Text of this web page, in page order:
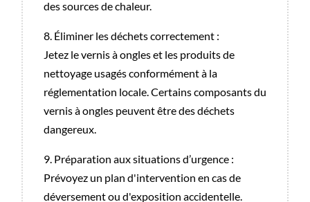
des sources de chaleur.
8. Éliminer les déchets correctement :
Jetez le vernis à ongles et les produits de
nettoyage usagés conformément à la
réglementation locale. Certains composants du
vernis à ongles peuvent être des déchets
dangereux.
9. Préparation aux situations d’urgence :
Prévoyez un plan d'intervention en cas de
déversement ou d'exposition accidentelle.